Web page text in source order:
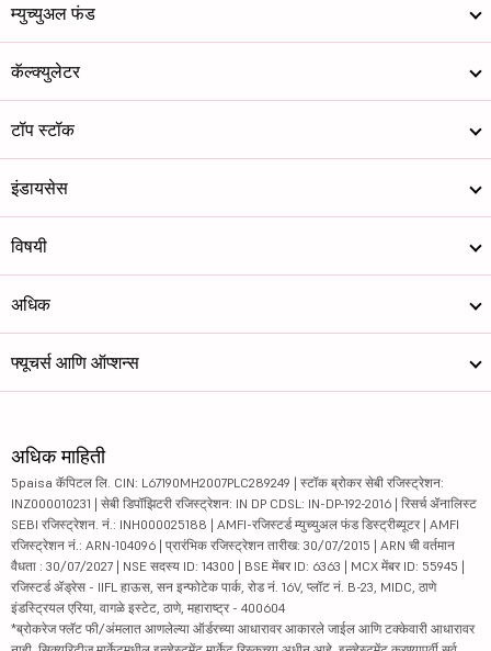
म्युच्युअल फंड
कॅल्क्युलेटर
टॉप स्टॉक
इंडायसेस
विषयी
अधिक
फ्यूचर्स आणि ऑप्शन्स
अधिक माहिती
5paisa कॅपिटल लि. CIN: L67190MH2007PLC289249 | स्टॉक ब्रोकर सेबी रजिस्ट्रेशन:
INZ000010231 | सेबी डिपॉझिटरी रजिस्ट्रेशन: IN DP CDSL: IN-DP-192-2016 | रिसर्च ॲनालिस्ट
SEBI रजिस्ट्रेशन. नं.: INH000025188 | AMFI-रजिस्टर्ड म्युच्युअल फंड डिस्ट्रीब्यूटर | AMFI
रजिस्ट्रेशन नं.: ARN-104096 | प्रारंभिक रजिस्ट्रेशन तारीख: 30/07/2015 | ARN ची वर्तमान
वैधता : 30/07/2027 | NSE सदस्य ID: 14300 | BSE मेंबर ID: 6363 | MCX मेंबर ID: 55945 |
रजिस्टर्ड ॲड्रेस - IIFL हाऊस, सन इन्फोटेक पार्क, रोड नं. 16V, प्लॉट नं. B-23, MIDC, ठाणे
इंडस्ट्रियल एरिया, वागळे इस्टेट, ठाणे, महाराष्ट्र - 400604
*ब्रोकरेज फ्लॅट फी/अंमलात आणलेल्या ऑर्डरच्या आधारावर आकारले जाईल आणि टक्केवारी आधारावर